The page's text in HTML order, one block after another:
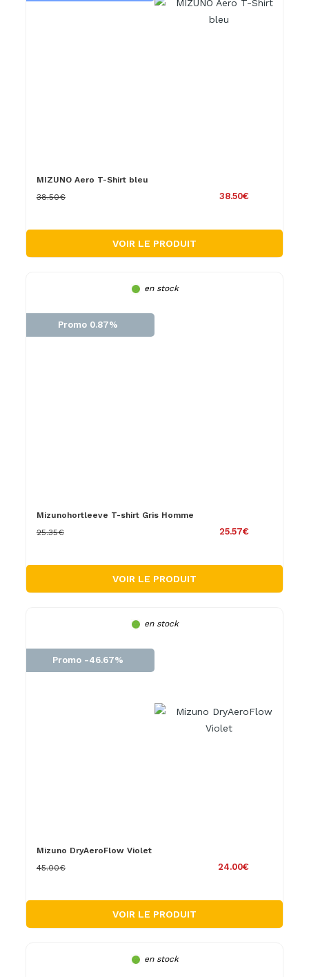
MIZUNO Aero T-Shirt bleu
38.50€
38.50€
VOIR LE PRODUIT
en stock
Promo 0.87%
Mizunohortleeve T-shirt Gris Homme
25.57€
25.35€
VOIR LE PRODUIT
en stock
Promo -46.67%
Mizuno DryAeroFlow Violet
24.00€
45.00€
VOIR LE PRODUIT
en stock